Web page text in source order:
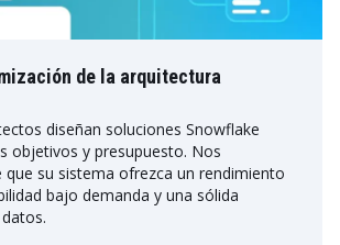
de la arquitectura
diseñan soluciones Snowflake
objetivos y presupuesto. Nos
que su sistema ofrezca un rendimiento
bajo demanda y una sólida